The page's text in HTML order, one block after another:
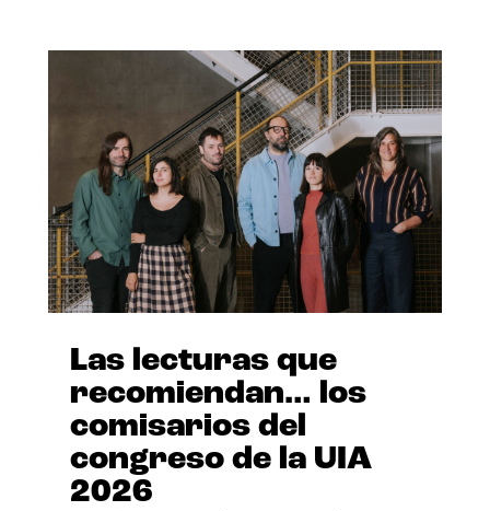
Las lecturas que
recomiendan… los
comisarios del
congreso de la UIA
2026